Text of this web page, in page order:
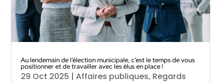
Au lendemain de l’élection municipale, c’est le temps de vous
positionner et de travailler avec les élus en place !
29 Oct 2025 |Affaires publiques, Regards